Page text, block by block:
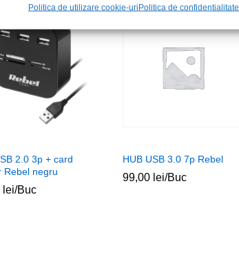
Politica de utilizare cookie-uriPolitica de confidentialitate
2.0 3p + card
Rebel negru
lei/Buc
lei
HUB USB 3.0 7p Rebel
99,00 lei/Buc
99,00 lei